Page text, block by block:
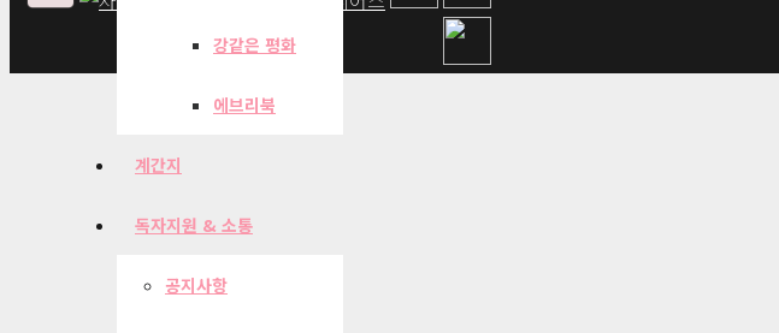
강같은 평화
에브리북
계간지
독자지원 & 소통
공지사항